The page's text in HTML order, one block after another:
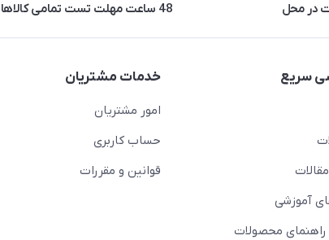
در محل 48 ساعت مهلت تست تمامی کالاها
سریع
آموزشی
راهنمای محصولات
خدمات مشتریان
امور مشتریان
حساب کاربری
قوانین و مقررات